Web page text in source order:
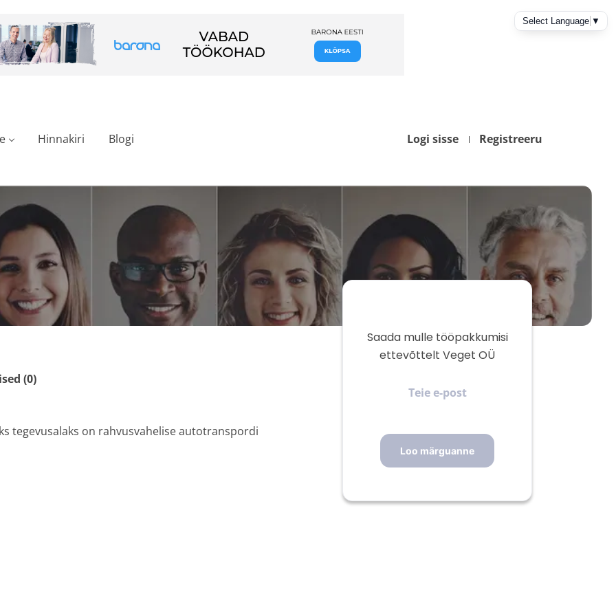
Logi sisse Registreeru
Hinnakiri Blogi
(0)
tegevusalaks on rahvusvahelise autotranspordi
Saada mulle tööpakkumisi
ettevõttelt Veget OÜ